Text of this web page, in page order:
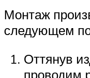
Монтаж
следующем
Оттянув
проводим